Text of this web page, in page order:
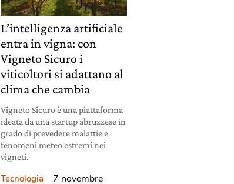
L’intelligenza artificiale
entra in vigna: con
Vigneto Sicuro i
viticoltori si adattano al
clima che cambia
Vigneto Sicuro è una piattaforma
ideata da una startup abruzzese in
grado di prevedere malattie e
fenomeni meteo estremi nei
vigneti.
Tecnologia
7 novembre